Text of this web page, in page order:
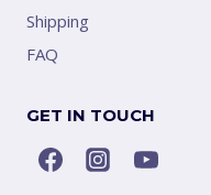
Shipping
FAQ
GET IN TOUCH